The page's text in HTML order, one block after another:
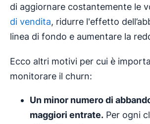
di aggiornare costantemente le
di vendita, ridurre l'effetto
linea di fondo e aumentare la
Ecco altri motivi per cui è
monitorare il churn:
Un minor numero di
maggiori entrate. Per ogni